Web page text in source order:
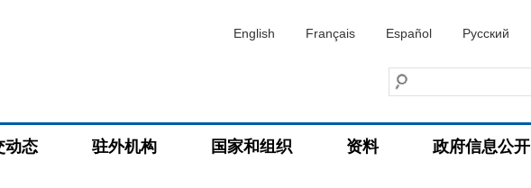
English Français Español Русский
动态 驻外机构 国家和组织 资料 政府信息公开